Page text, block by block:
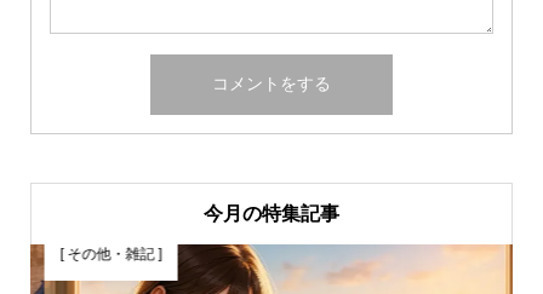
今月の特集記事
[ その他・雑記 ]